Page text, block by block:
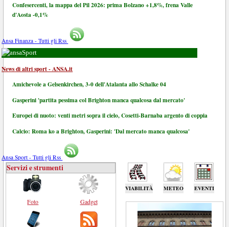
Confesercenti, la mappa del Pil 2026: prima Bolzano +1,8%, frena Valle
d'Aosta -0,1%
Ansa Finanza - Tutti gli Rss
Sport
News di altri sport - ANSA.it
Amichevole a Gelsenkirchen, 3-0 dell'Atalanta allo Schalke 04
Gasperini 'partita pessima col Brighton manca qualcosa dal mercato'
Europei di nuoto: venti metri sopra il cielo, Cosetti-Barnaba argento di coppia
Calcio: Roma ko a Brighton, Gasperini: 'Dal mercato manca qualcosa'
Ansa Sport - Tutti gli Rss
VIABILITÀ METEO EVENTI
Servizi e strumenti
Foto Gadget